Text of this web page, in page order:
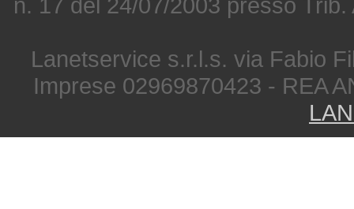
Lanetservice s.r.l.s. via Fabio
Imprese 02969870423 - REA